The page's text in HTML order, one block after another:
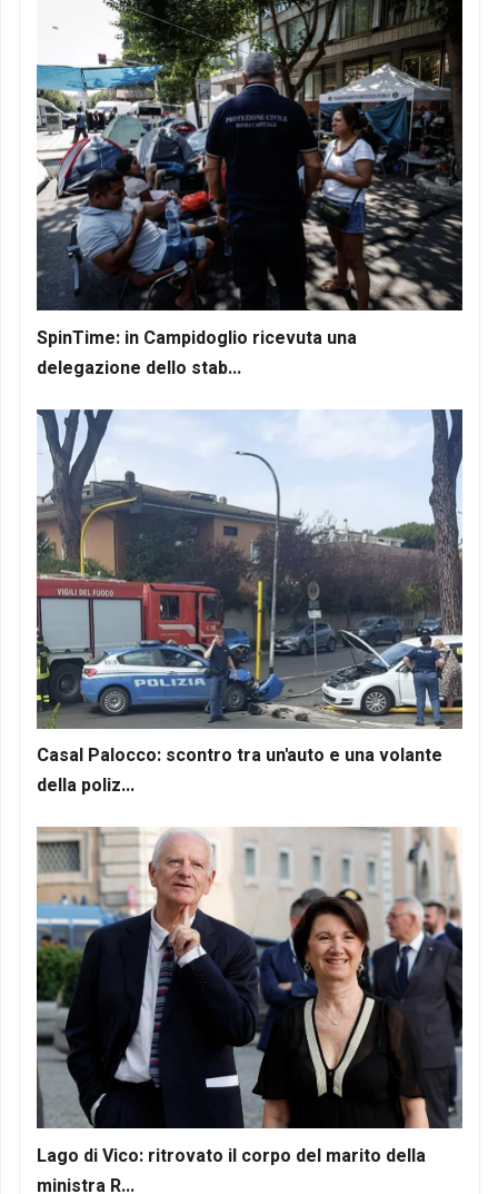
SpinTime: in Campidoglio ricevuta una
delegazione dello stab...
Casal Palocco: scontro tra un'auto e una volante
della poliz...
Lago di Vico: ritrovato il corpo del marito della
ministra R...